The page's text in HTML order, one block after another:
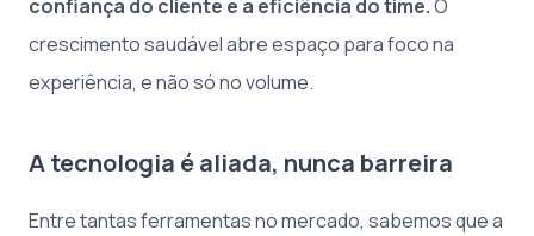
confiança do cliente e a eficiência do time.O
crescimento saudável abre espaço para foco na
experiência, e não só no volume.
A tecnologia é aliada, nunca barreira
Entre tantas ferramentas no mercado, sabemos que a